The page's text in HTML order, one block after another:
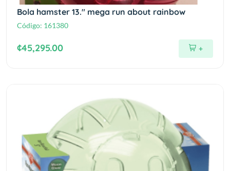
Bola hamster 13." mega run about rainbow
Código: 161380
¢45,295.00 +